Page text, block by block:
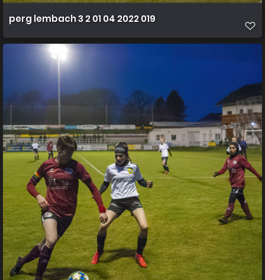
perg lembach 3 2 01 04 2022 019